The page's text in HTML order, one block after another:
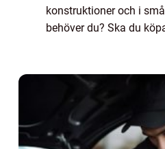
konstruktioner och i
behöver du? Ska du